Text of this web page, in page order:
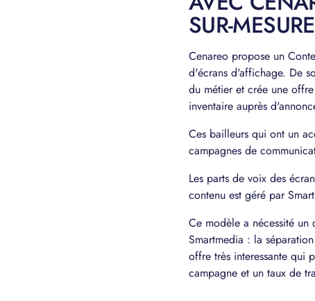
SUR-
Cenareo propose un
d'écrans d'affichage. De
du métier et crée une
inventaire auprès
Ces bailleurs qui ont un
campagnes de
Les parts de voix des
contenu est géré par
Ce modèle a nécessité
Smartmedia : la
offre très interessante qui
campagne et un taux de